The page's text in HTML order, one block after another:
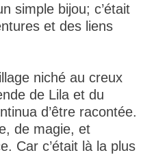
simple bijou; c’était
et des liens
niché au creux
de Lila et du
d’être racontée.
de magie, et
Car c’était là la plus